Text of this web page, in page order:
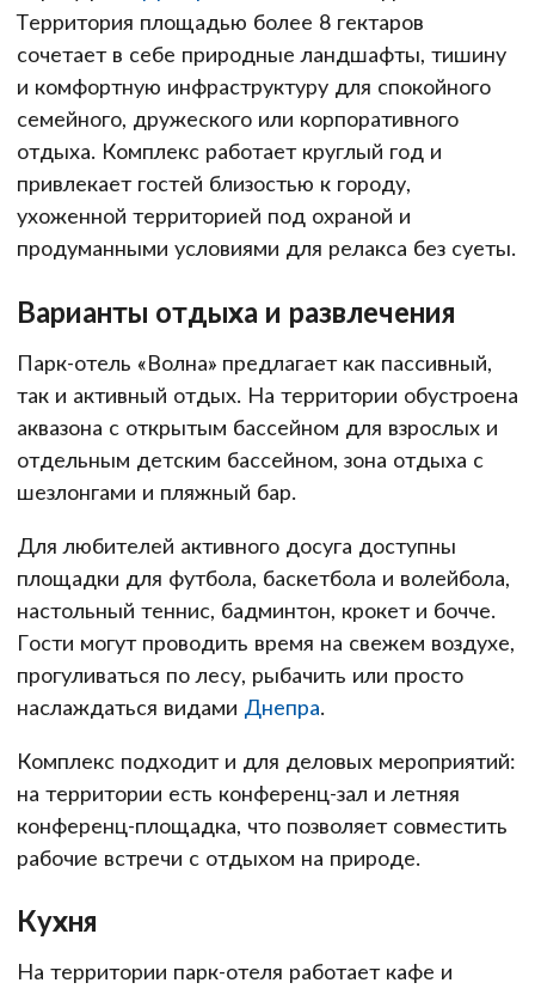
Территория площадью более 8 гектаров
сочетает в себе природные ландшафты, тишину
и комфортную инфраструктуру для спокойного
семейного, дружеского или корпоративного
отдыха. Комплекс работает круглый год и
привлекает гостей близостью к городу,
ухоженной территорией под охраной и
продуманными условиями для релакса без суеты.
Варианты отдыха и развлечения
Парк-отель «Волна» предлагает как пассивный,
так и активный отдых. На территории обустроена
аквазона с открытым бассейном для взрослых и
отдельным детским бассейном, зона отдыха с
шезлонгами и пляжный бар.
Для любителей активного досуга доступны
площадки для футбола, баскетбола и волейбола,
настольный теннис, бадминтон, крокет и бочче.
Гости могут проводить время на свежем воздухе,
прогуливаться по лесу, рыбачить или просто
наслаждаться видами Днепра.
Комплекс подходит и для деловых мероприятий:
на территории есть конференц-зал и летняя
конференц-площадка, что позволяет совместить
рабочие встречи с отдыхом на природе.
Кухня
На территории парк-отеля работает кафе и